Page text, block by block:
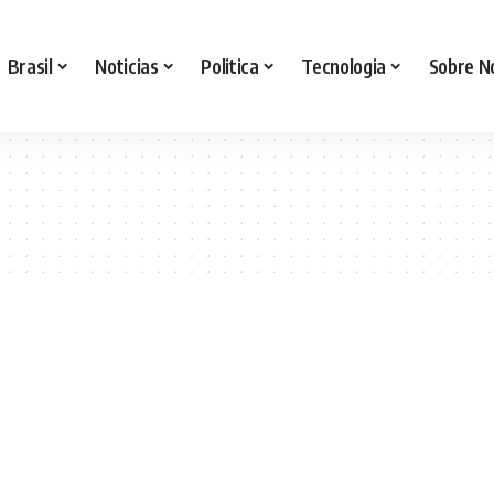
Brasil Noticias Politica Tecnologia Sobre